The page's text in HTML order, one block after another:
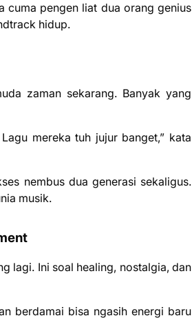
cuma pengen liat dua orang genius
hidup.
zaman sekarang. Banyak yang
mereka tuh jujur banget,” kata
nembus dua generasi sekaligus.
musik.
lagi. Ini soal healing, nostalgia, dan
berdamai bisa ngasih energi baru